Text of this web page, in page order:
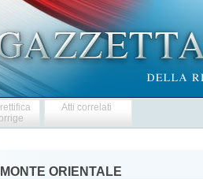
Atti correlati
ORIENTALE